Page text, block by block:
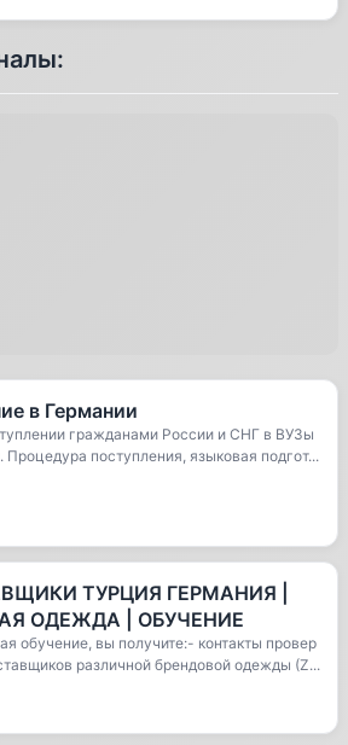
в Германии
гражданами России и СНГ в ВУЗы
Процедура поступления, языковая подгот...
ТУРЦИЯ ГЕРМАНИЯ |
ОДЕЖДА | ОБУЧЕНИЕ
обучение, вы получите:- контакты провер
различной брендовой одежды (Z...